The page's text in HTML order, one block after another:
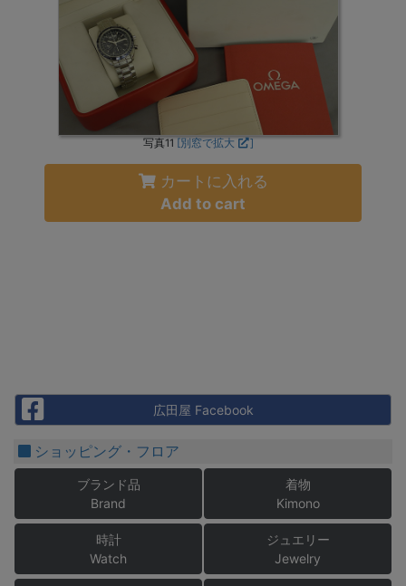
写真11 [別窓で拡大 ]
カートに入れる
Add to cart
Facebook 広田屋 Facebook
ショッピング・フロア
ブランド品
Brand
着物
Kimono
時計
Watch
ジュエリー
Jewelry